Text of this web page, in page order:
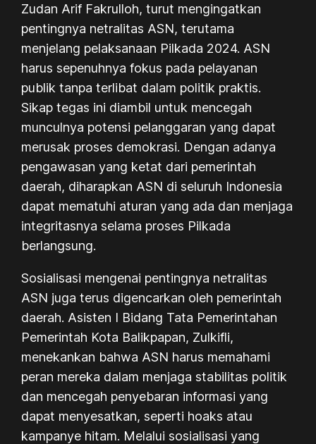
Zudan Arif Fakrulloh, turut mengingatkan
pentingnya netralitas ASN, terutama
menjelang pelaksanaan Pilkada 2024. ASN
harus sepenuhnya fokus pada pelayanan
publik tanpa terlibat dalam politik praktis.
Sikap tegas ini diambil untuk mencegah
munculnya potensi pelanggaran yang dapat
merusak proses demokrasi. Dengan adanya
pengawasan yang ketat dari pemerintah
daerah, diharapkan ASN di seluruh Indonesia
dapat mematuhi aturan yang ada dan menjaga
integritasnya selama proses Pilkada
berlangsung.
Sosialisasi mengenai pentingnya netralitas
ASN juga terus digencarkan oleh pemerintah
daerah. Asisten I Bidang Tata Pemerintahan
Pemerintah Kota Balikpapan, Zulkifli,
menekankan bahwa ASN harus memahami
peran mereka dalam menjaga stabilitas politik
dan mencegah penyebaran informasi yang
dapat menyesatkan, seperti hoaks atau
kampanye hitam. Melalui sosialisasi yang